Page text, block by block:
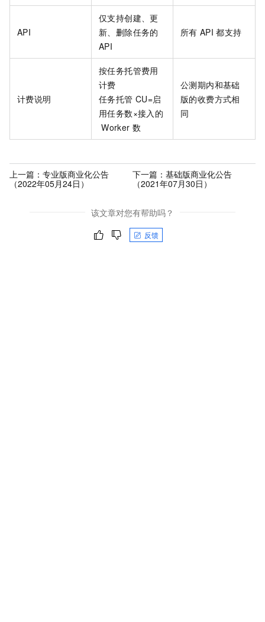
API
仅支持创建、更
新、删除任务的
API
所有 API 都支持
计费说明
按任务托管费用
计费
任务托管 CU=启
用任务数×接入的
Worker 数
公测期内和基础
版的收费方式相
同
上一篇： 专业版商业化公告
（2022年05月24日）
下一篇： 基础版商业化公告
（2021年07月30日）
该文章对您有帮助吗？
反馈